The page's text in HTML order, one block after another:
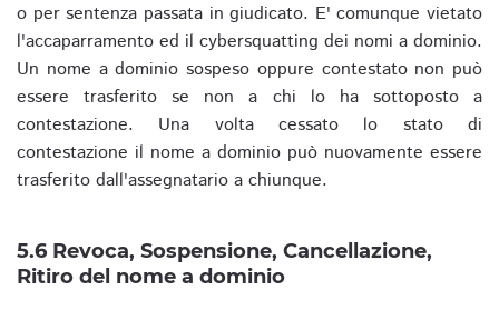
o per sentenza passata in giudicato. E' comunque vietato
l'accaparramento ed il cybersquatting dei nomi a dominio.
Un nome a dominio sospeso oppure contestato non può
essere trasferito se non a chi lo ha sottoposto a
contestazione. Una volta cessato lo stato di
contestazione il nome a dominio può nuovamente essere
trasferito dall'assegnatario a chiunque.
5.6 Revoca, Sospensione, Cancellazione,
Ritiro del nome a dominio